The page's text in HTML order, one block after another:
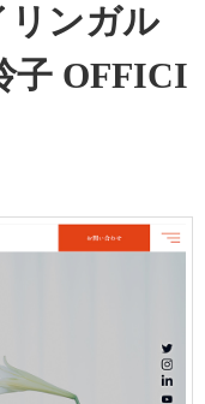
リンガル
子 OFFICI